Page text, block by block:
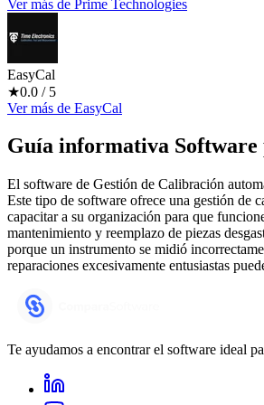
Ver más de Prime Technologies
EasyCal
★0.0 / 5
Ver más de EasyCal
Guía informativa Software
El software de Gestión de Calibración
Este tipo de software ofrece una gestión de
capacitar a su organización para que
mantenimiento y reemplazo de piezas
porque un instrumento se midió
reparaciones excesivamente entusiastas
Te ayudamos a encontrar el software ideal